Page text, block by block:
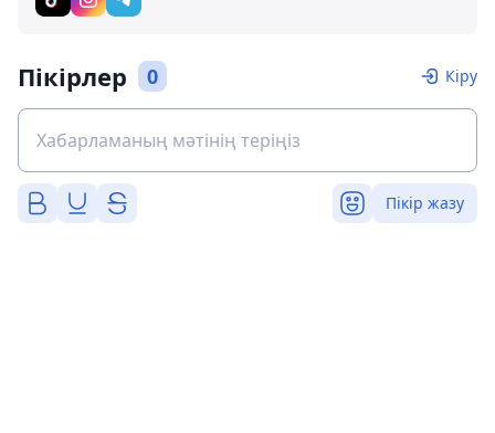
Пікірлер 0 Кіру
Пікір жазу